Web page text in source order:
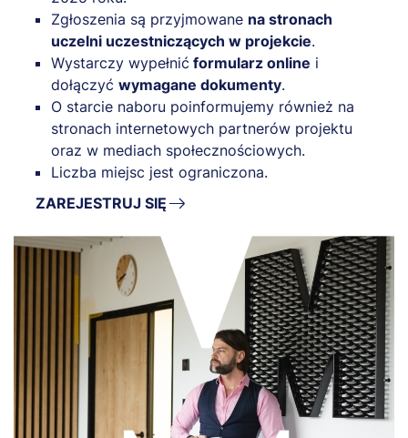
Zgłoszenia są przyjmowane na stronach
uczelni uczestniczących w projekcie.
Wystarczy wypełnić formularz online i
dołączyć wymagane dokumenty.
O starcie naboru poinformujemy również na
stronach internetowych partnerów projektu
oraz w mediach społecznościowych.
Liczba miejsc jest ograniczona.
ZAREJESTRUJ SIĘ